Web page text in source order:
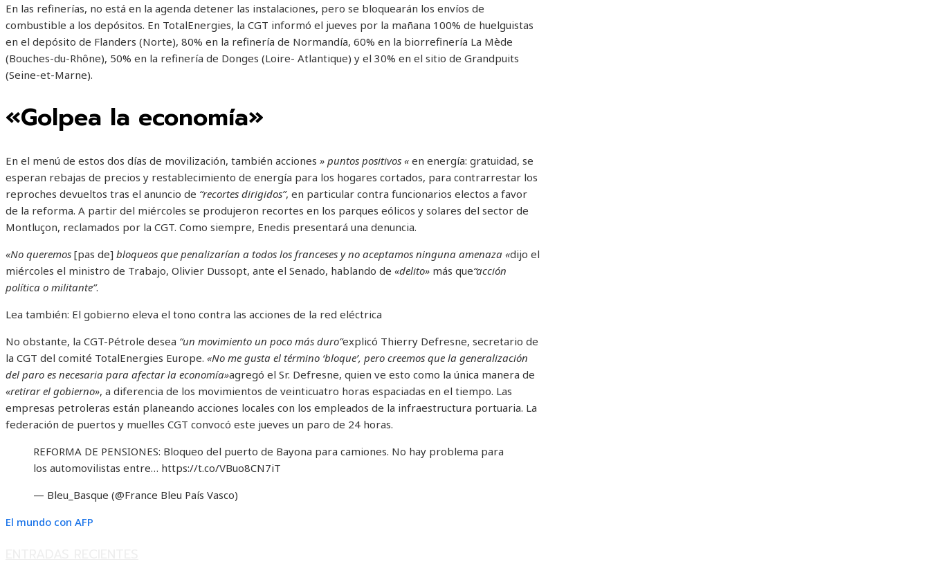
En las refinerías, no está en la agenda detener las instalaciones, pero se bloquearán los envíos de
combustible a los depósitos. En TotalEnergies, la CGT informó el jueves por la mañana 100% de huelguistas
en el depósito de Flanders (Norte), 80% en la refinería de Normandía, 60% en la biorrefinería La Mède
(Bouches-du-Rhône), 50% en la refinería de Donges (Loire- Atlantique) y el 30% en el sitio de Grandpuits
(Seine-et-Marne).
«Golpea la economía»
En el menú de estos dos días de movilización, también acciones » puntos positivos « en energía: gratuidad, se
esperan rebajas de precios y restablecimiento de energía para los hogares cortados, para contrarrestar los
reproches devueltos tras el anuncio de “recortes dirigidos”, en particular contra funcionarios electos a favor
de la reforma. A partir del miércoles se produjeron recortes en los parques eólicos y solares del sector de
Montluçon, reclamados por la CGT. Como siempre, Enedis presentará una denuncia.
«No queremos [pas de] bloqueos que penalizarían a todos los franceses y no aceptamos ninguna amenaza «dijo el
miércoles el ministro de Trabajo, Olivier Dussopt, ante el Senado, hablando de «delito» más que“acción
política o militante”.
Lea también: El gobierno eleva el tono contra las acciones de la red eléctrica
No obstante, la CGT-Pétrole desea “un movimiento un poco más duro”explicó Thierry Defresne, secretario de
la CGT del comité TotalEnergies Europe. «No me gusta el término ‘bloque’, pero creemos que la generalización
del paro es necesaria para afectar la economía»agregó el Sr. Defresne, quien ve esto como la única manera de
«retirar el gobierno», a diferencia de los movimientos de veinticuatro horas espaciadas en el tiempo. Las
empresas petroleras están planeando acciones locales con los empleados de la infraestructura portuaria. La
federación de puertos y muelles CGT convocó este jueves un paro de 24 horas.
REFORMA DE PENSIONES: Bloqueo del puerto de Bayona para camiones. No hay problema para
los automovilistas entre… https://t.co/VBuo8CN7iT
— Bleu_Basque (@France Bleu País Vasco)
El mundo con AFP